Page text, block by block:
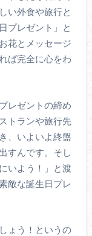
い外食や旅行と
プレゼント」と
花とメッセージ
ば完全に心をわ
レゼントの締め
トランや旅行先
、いよいよ終盤
すんです。そし
いよう！」と渡
敵な誕生日プレ
ょう！というの